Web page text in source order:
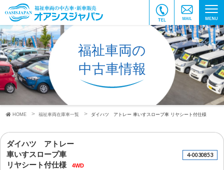
福祉車両の
中古車情報
HOME 福祉車両在庫車一覧 ダイハツ アトレー 車いすスロープ車 リヤシート付仕様
ダイハツ アトレー
車いすスロープ車
リヤシート付仕様
4WD
4-0030853